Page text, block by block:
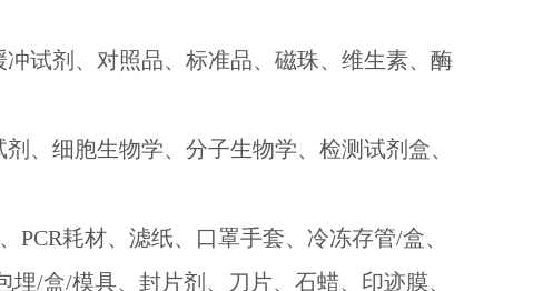
试剂、对照品、标准品、磁珠、维生素、酶
、细胞生物学、分子生物学、检测试剂盒、
耗材、滤纸、口罩手套、冷冻存管/盒、
/盒/模具、封片剂、刀片、石蜡、印迹膜、